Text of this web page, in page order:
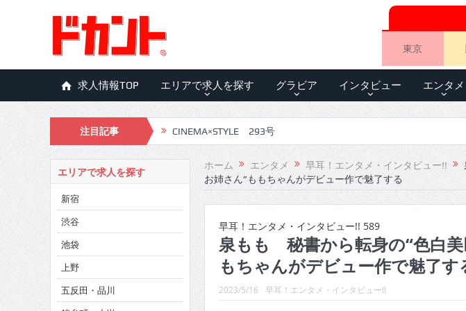
東京
求人情報TOP エリアで求人を探す グラビア インタビュー エンタメ
注目記事
CINEMA×STYLE 293号
CINEMA×STYLE 292号
CINEMA×STYLE 291号
CINEMA×STYLE 290号
CINEMA×STYLE 289号
CINEMA×STYLE 288号
CINEMA×STYLE 287号
CINEMA×STYLE 286号
ホーム エンタメ 早耳！エンタメ・インタビュー!!
お姉さん”ももちゃんがデビュー作で魅了する
早耳！エンタメ・インタビュー!! 589
泉もも 秘書から転身の“色白
もちゃんがデビュー作で魅了す
2023/5/16 早耳！エンタメ・インタビュー!!
エリアで求人を探す
新宿
渋谷
池袋
上野
五反田・品川